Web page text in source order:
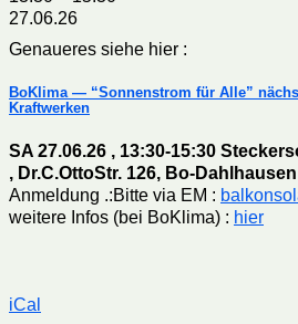
27.06.26
Genaueres siehe hier :
BoKlima — “Sonnenstrom für Alle”
Kraftwerken
SA 27.06.26 , 13:30-15:30
, Dr.C.OttoStr. 126, Bo-Dahlhausen
Anmeldung .:Bitte via EM :
weitere Infos (bei BoKlima) : hier
iCal